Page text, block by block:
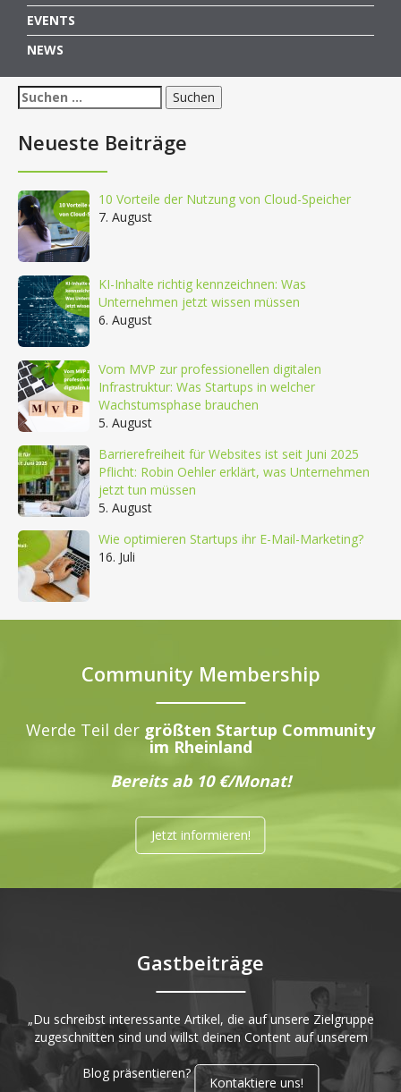
EVENTS
NEWS
Suchen
nach:
Neueste Beiträge
10 Vorteile der Nutzung von Cloud-Speicher
7. August
KI-Inhalte richtig kennzeichnen: Was
Unternehmen jetzt wissen müssen
6. August
Vom MVP zur professionellen digitalen
Infrastruktur: Was Startups in welcher
Wachstumsphase brauchen
5. August
Barrierefreiheit für Websites ist seit Juni 2025
Pflicht: Robin Oehler erklärt, was Unternehmen
jetzt tun müssen
5. August
Wie optimieren Startups ihr E-Mail-Marketing?
16. Juli
Community Membership
Werde Teil der größten Startup Community
im Rheinland
Bereits ab 10 €/Monat!
Jetzt informieren!
Gastbeiträge
„Du schreibst interessante Artikel, die auf unsere Zielgruppe
zugeschnitten sind und willst deinen Content auf unserem
Blog präsentieren?
Kontaktiere uns!